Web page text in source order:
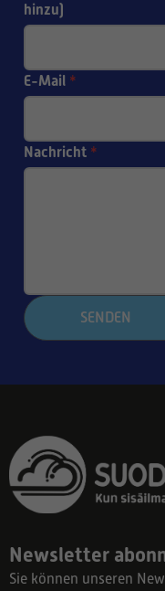
hinzu)
E-Mail *
Nachricht *
SENDEN
Newsletter
Sie können unseren